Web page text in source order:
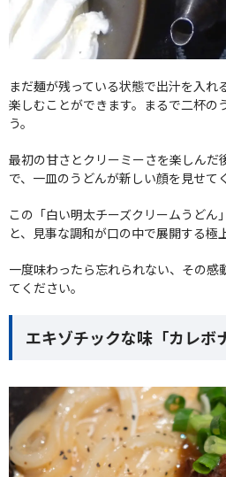
まだ麺が残っている状態で出汁を入れ
楽しむことができます。まるで二杯の
う。
最初の甘さとクリーミーさを楽しんだ
で、一皿のうどんが新しい顔を見せて
この「白い明太チーズクリームうどん
と、見事な調和が口の中で展開する極
一度味わったら忘れられない、その感
てください。
エキゾチックな味「カレボ